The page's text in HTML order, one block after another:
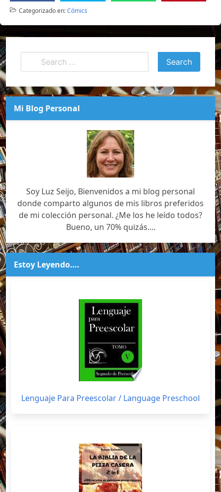
Categorizado en:Cómics
Mi Blog Personal
Soy Luz Seijo, Bienvenidos a mi blog personal
donde comparto algunos de mis libros preferidos
de mi colección personal. ¿Me los he leído todos?
Bueno, un 70% quizás....
Estoy Leyendo….
Lenguaje Para Preescolar / Language Preschool